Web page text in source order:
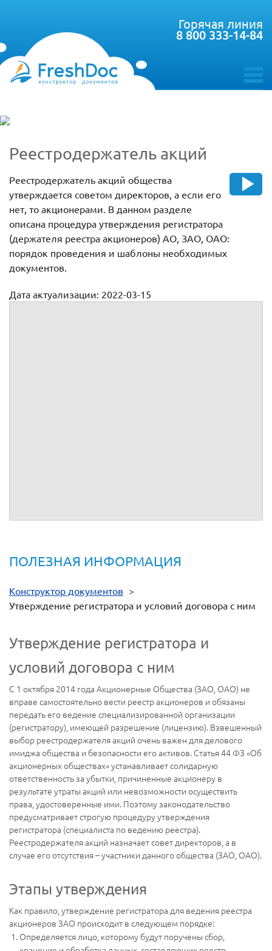
toggle
Горячая линия
8 800 333-14-84
Реестродержатель акций
Реестродержатель акций общества
утверждается советом директоров, а если его
нет, то акционерами. В данном разделе
описана процедура утверждения регистратора
(держателя реестра акционеров) АО, ЗАО, ОАО:
порядок проведения и шаблоны необходимых
документов.
Дата актуализации: 2022-03-15
ПОЛЕЗНАЯ ИНФОРМАЦИЯ
Конструктор документов >
Утверждение регистратора и условий договора с ним
Утверждение регистратора и
условий договора с ним
С 1 октября 2014 года Акционерные Общества (ЗАО, ОАО) не
вправе самостоятельно вести реестр акционеров и обязаны
передать его ведение специализированной организации
(регистратору), имеющей разрешение (лицензию). Взвешенный
выбор реестродержателя акций очень важен для делового
имиджа общества и безопасности его активов. Статья 44 ФЗ «Об
акционерных обществах» устанавливает солидарную
ответственность за убытки, причиненные акционеру в
результате утраты акций или невозможности осуществить
права, удостоверенные ими. Поэтому законодательство
предусматривает строгую процедуру утверждения
регистратора (специалиста по ведению реестра).
Реестродержателя акций назначает совет директоров, а в
случае его отсутствия – участники данного общества (ЗАО, ОАО).
Этапы утверждения
Как правило, утверждение регистратора для ведения реестра
акционеров ЗАО происходит в следующем порядке:
Определяется лицо, которому будут поручены сбор,